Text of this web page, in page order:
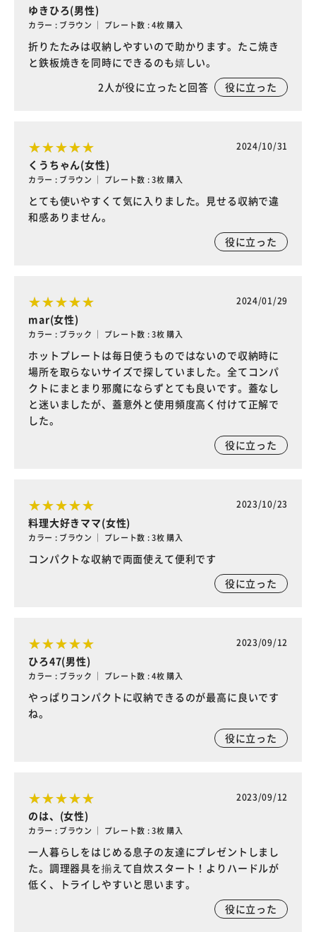
ゆきひろ(男性)
カラー : ブラウン ｜ プレート数 : 4枚 購入
折りたたみは収納しやすいので助かります。たこ焼き
と鉄板焼きを同時にできるのも嬉しい。
2人が役に立ったと回答 役に立った
2024/10/31
くうちゃん(女性)
カラー : ブラウン ｜ プレート数 : 3枚 購入
とても使いやすくて気に入りました。見せる収納で違
和感ありません。
役に立った
2024/01/29
mar(女性)
カラー : ブラック ｜ プレート数 : 3枚 購入
ホットプレートは毎日使うものではないので収納時に
場所を取らないサイズで探していました。全てコンパ
クトにまとまり邪魔にならずとても良いです。蓋なし
と迷いましたが、蓋意外と使用頻度高く付けて正解で
した。
役に立った
2023/10/23
料理大好きママ(女性)
カラー : ブラウン ｜ プレート数 : 3枚 購入
コンパクトな収納で両面使えて便利です
役に立った
2023/09/12
ひろ47(男性)
カラー : ブラック ｜ プレート数 : 4枚 購入
やっぱりコンパクトに収納できるのが最高に良いです
ね。
役に立った
2023/09/12
のは、(女性)
カラー : ブラウン ｜ プレート数 : 3枚 購入
一人暮らしをはじめる息子の友達にプレゼントしまし
た。調理器具を揃えて自炊スタート！よりハードルが
低く、トライしやすいと思います。
役に立った